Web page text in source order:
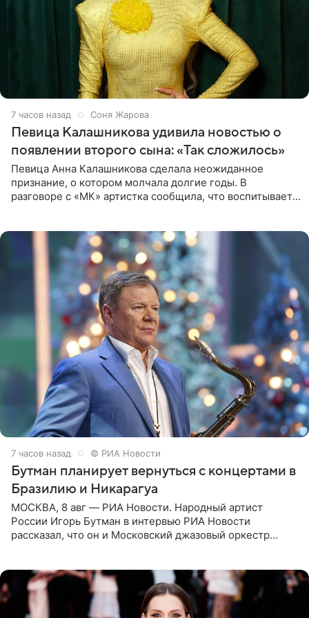
7 часов назад Соня Жарова
Певица Калашникова удивила новостью о
появлении второго сына: «Так сложилось»
Певица Анна Калашникова сделала неожиданное
признание, о котором молчала долгие годы. В
разговоре с «МК» артистка сообщила, что воспитывает
7 часов назад © РИА Новости
Бутман планирует вернуться с концертами в
Бразилию и Никарагуа
МОСКВА, 8 авг — РИА Новости. Народный артист
России Игорь Бутман в интервью РИА Новости
рассказал, что он и Московский джазовый оркестр